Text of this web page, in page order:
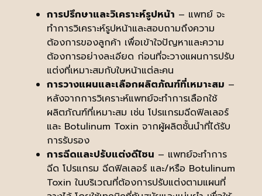
การปรึกษาและวิเคราะห์รูปหน้า – แพทย์ จะ
ทำการวิเคราะห์รูปหน้าและสอบถามถึงความ
ต้องการของลูกค้า เพื่อเข้าใจปัญหาและความ
ต้องการอย่างละเอียด ก่อนที่จะวางแผนการปรับ
แต่งที่เหมาะสมกับใบหน้าแต่ละคน
การวางแผนและเลือกผลิตภัณฑ์ที่เหมาะสม –
หลังจากการวิเคราะห์แพทย์จะทำการเลือกใช้
ผลิตภัณฑ์ที่เหมาะสม เช่น โปรแกรมฉีดฟิลเลอร์
และ Botulinum Toxin จากผู้ผลิตชั้นนำที่ได้รับ
การรับรอง
การฉีดและปรับแต่งดีไซน – แพทย์จะทำการ
ฉีด โปรแกรม ฉีดฟิลเลอร์ และ/หรือ Botulinum
Toxin ในบริเวณที่ต้องการปรับแต่งตามแผนที่